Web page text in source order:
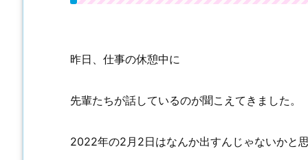
昨日、仕事の休憩中に
先輩たちが話しているのが聞こえてきました。
2022年の2月2日はなんか出すんじゃないかと